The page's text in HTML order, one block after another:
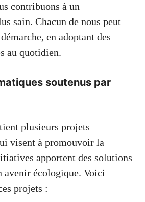
contribuons à un
sain. Chacun de nous peut
en adoptant des
au quotidien.
soutenus par
plusieurs projets
visent à promouvoir la
apportent des solutions
avenir écologique. Voici
projets :